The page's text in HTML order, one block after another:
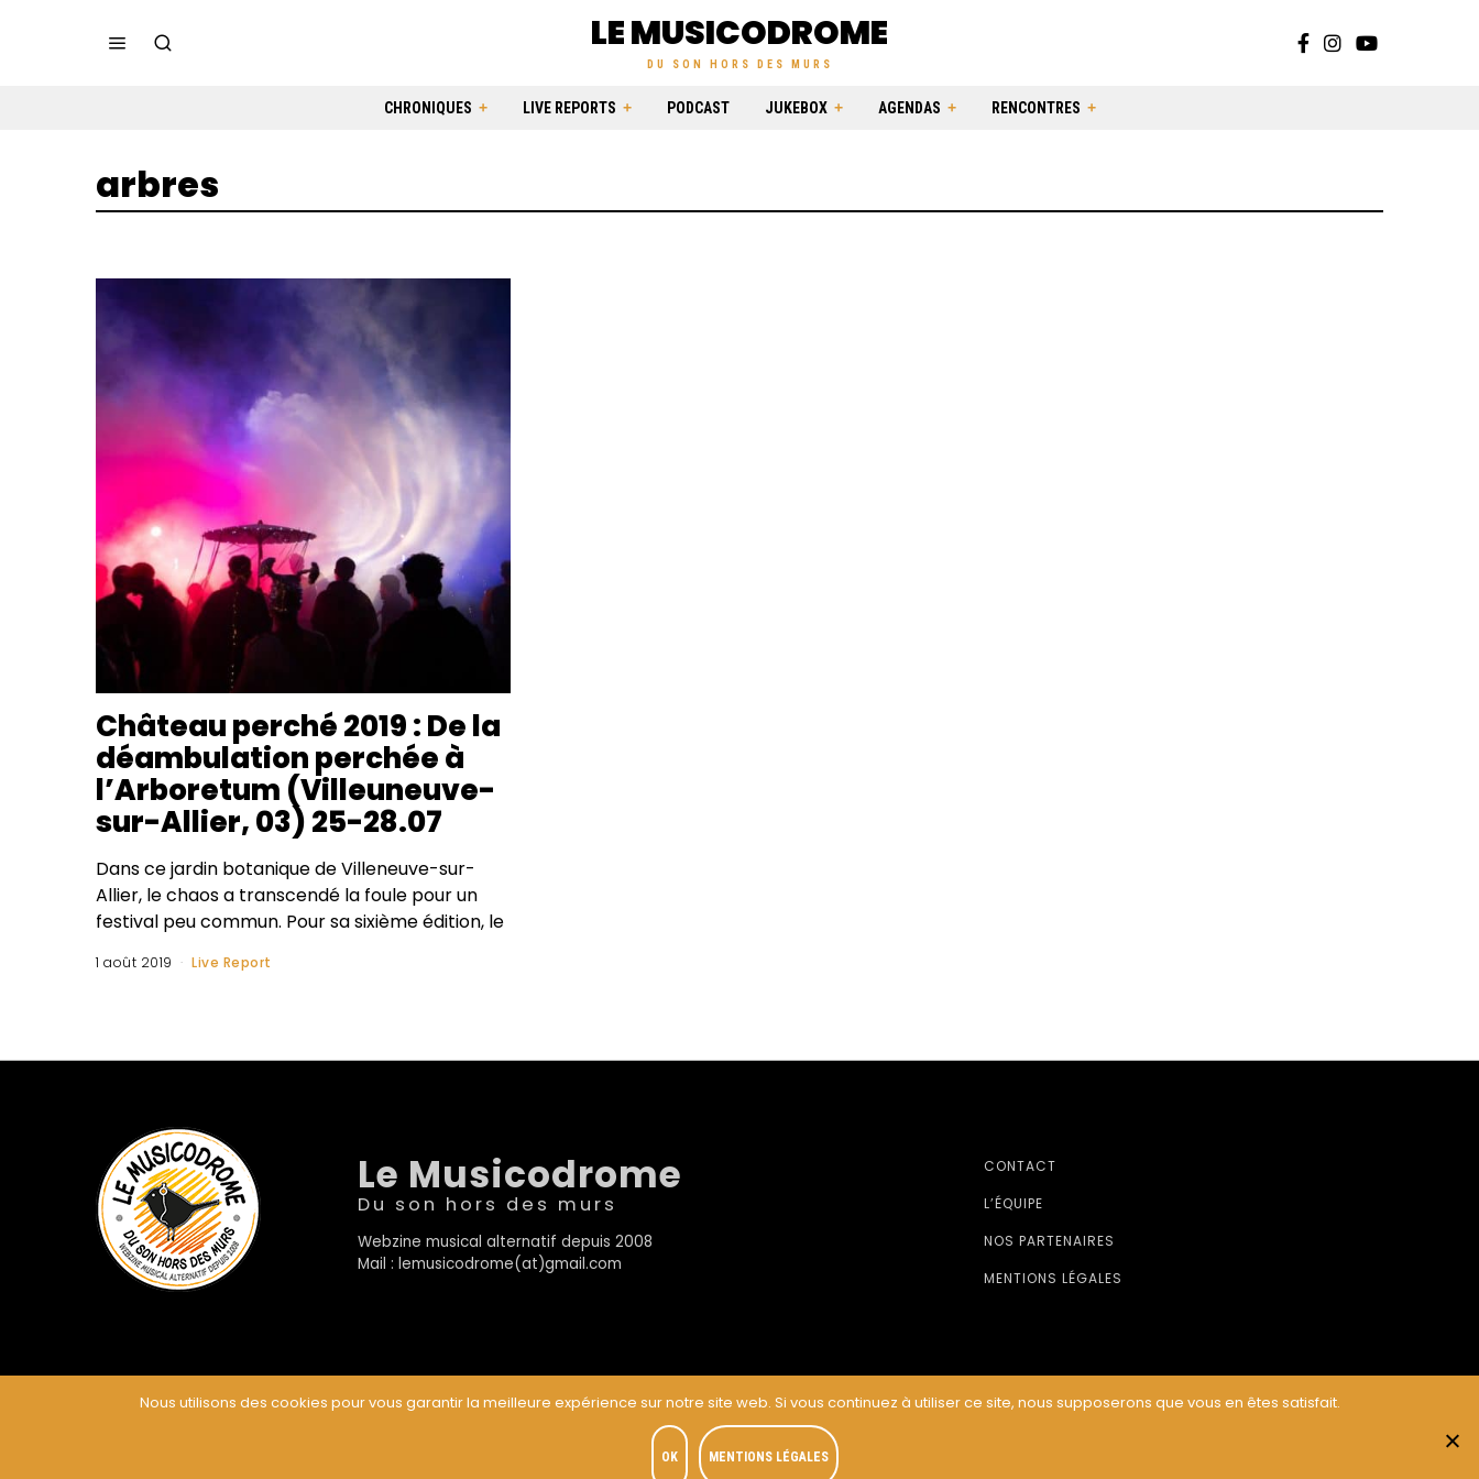
LE MUSICODROME
DU SON HORS DES MURS
CHRONIQUES LIVE REPORTS PODCAST JUKEBOX AGENDAS RENCONTRES
arbres
Château perché 2019 : De la
déambulation perchée à
l’Arboretum (Villeuneuve-
sur-Allier, 03) 25-28.07
Dans ce jardin botanique de Villeneuve-sur-
Allier, le chaos a transcendé la foule pour un
festival peu commun. Pour sa sixième édition, le
1 août 2019 Live Report
Le Musicodrome
Du son hors des murs
Webzine musical alternatif depuis 2008
Mail : lemusicodrome(at)gmail.com
CONTACT
L’ÉQUIPE
NOS PARTENAIRES
MENTIONS LÉGALES
Nous utilisons des cookies pour vous garantir la meilleure expérience sur notre site web. Si vous continuez à utiliser ce site, nous supposerons que vous en êtes satisfait.
OK MENTIONS LÉGALES